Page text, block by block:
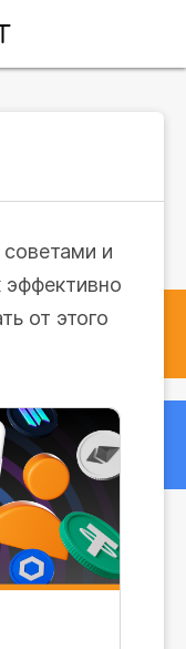
и
от этого